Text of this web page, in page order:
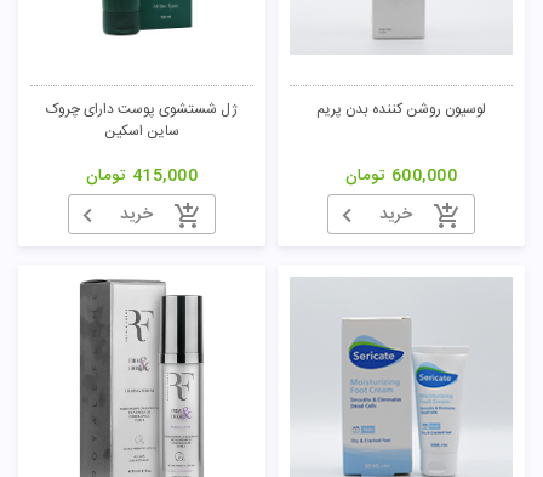
لوسیون روشن کننده بدن پریم
600,000 تومان
خرید
ژل شستشوی پوست دارای چروک
ساین اسکین
415,000 تومان
خرید